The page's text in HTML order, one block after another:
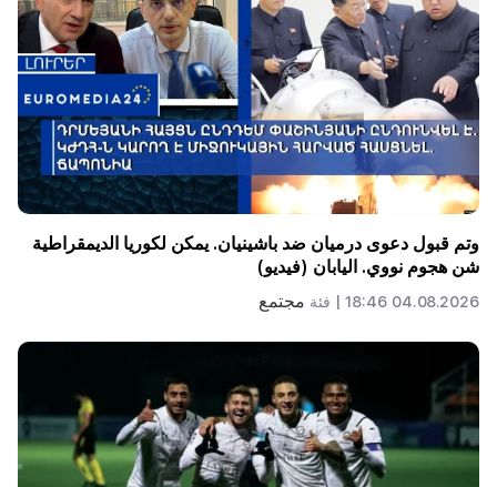
وتم قبول دعوى درميان ضد باشينيان. يمكن لكوريا الديمقراطية
شن هجوم نووي. اليابان (فيديو)
04.08.2026 18:46 | فئة مجتمع